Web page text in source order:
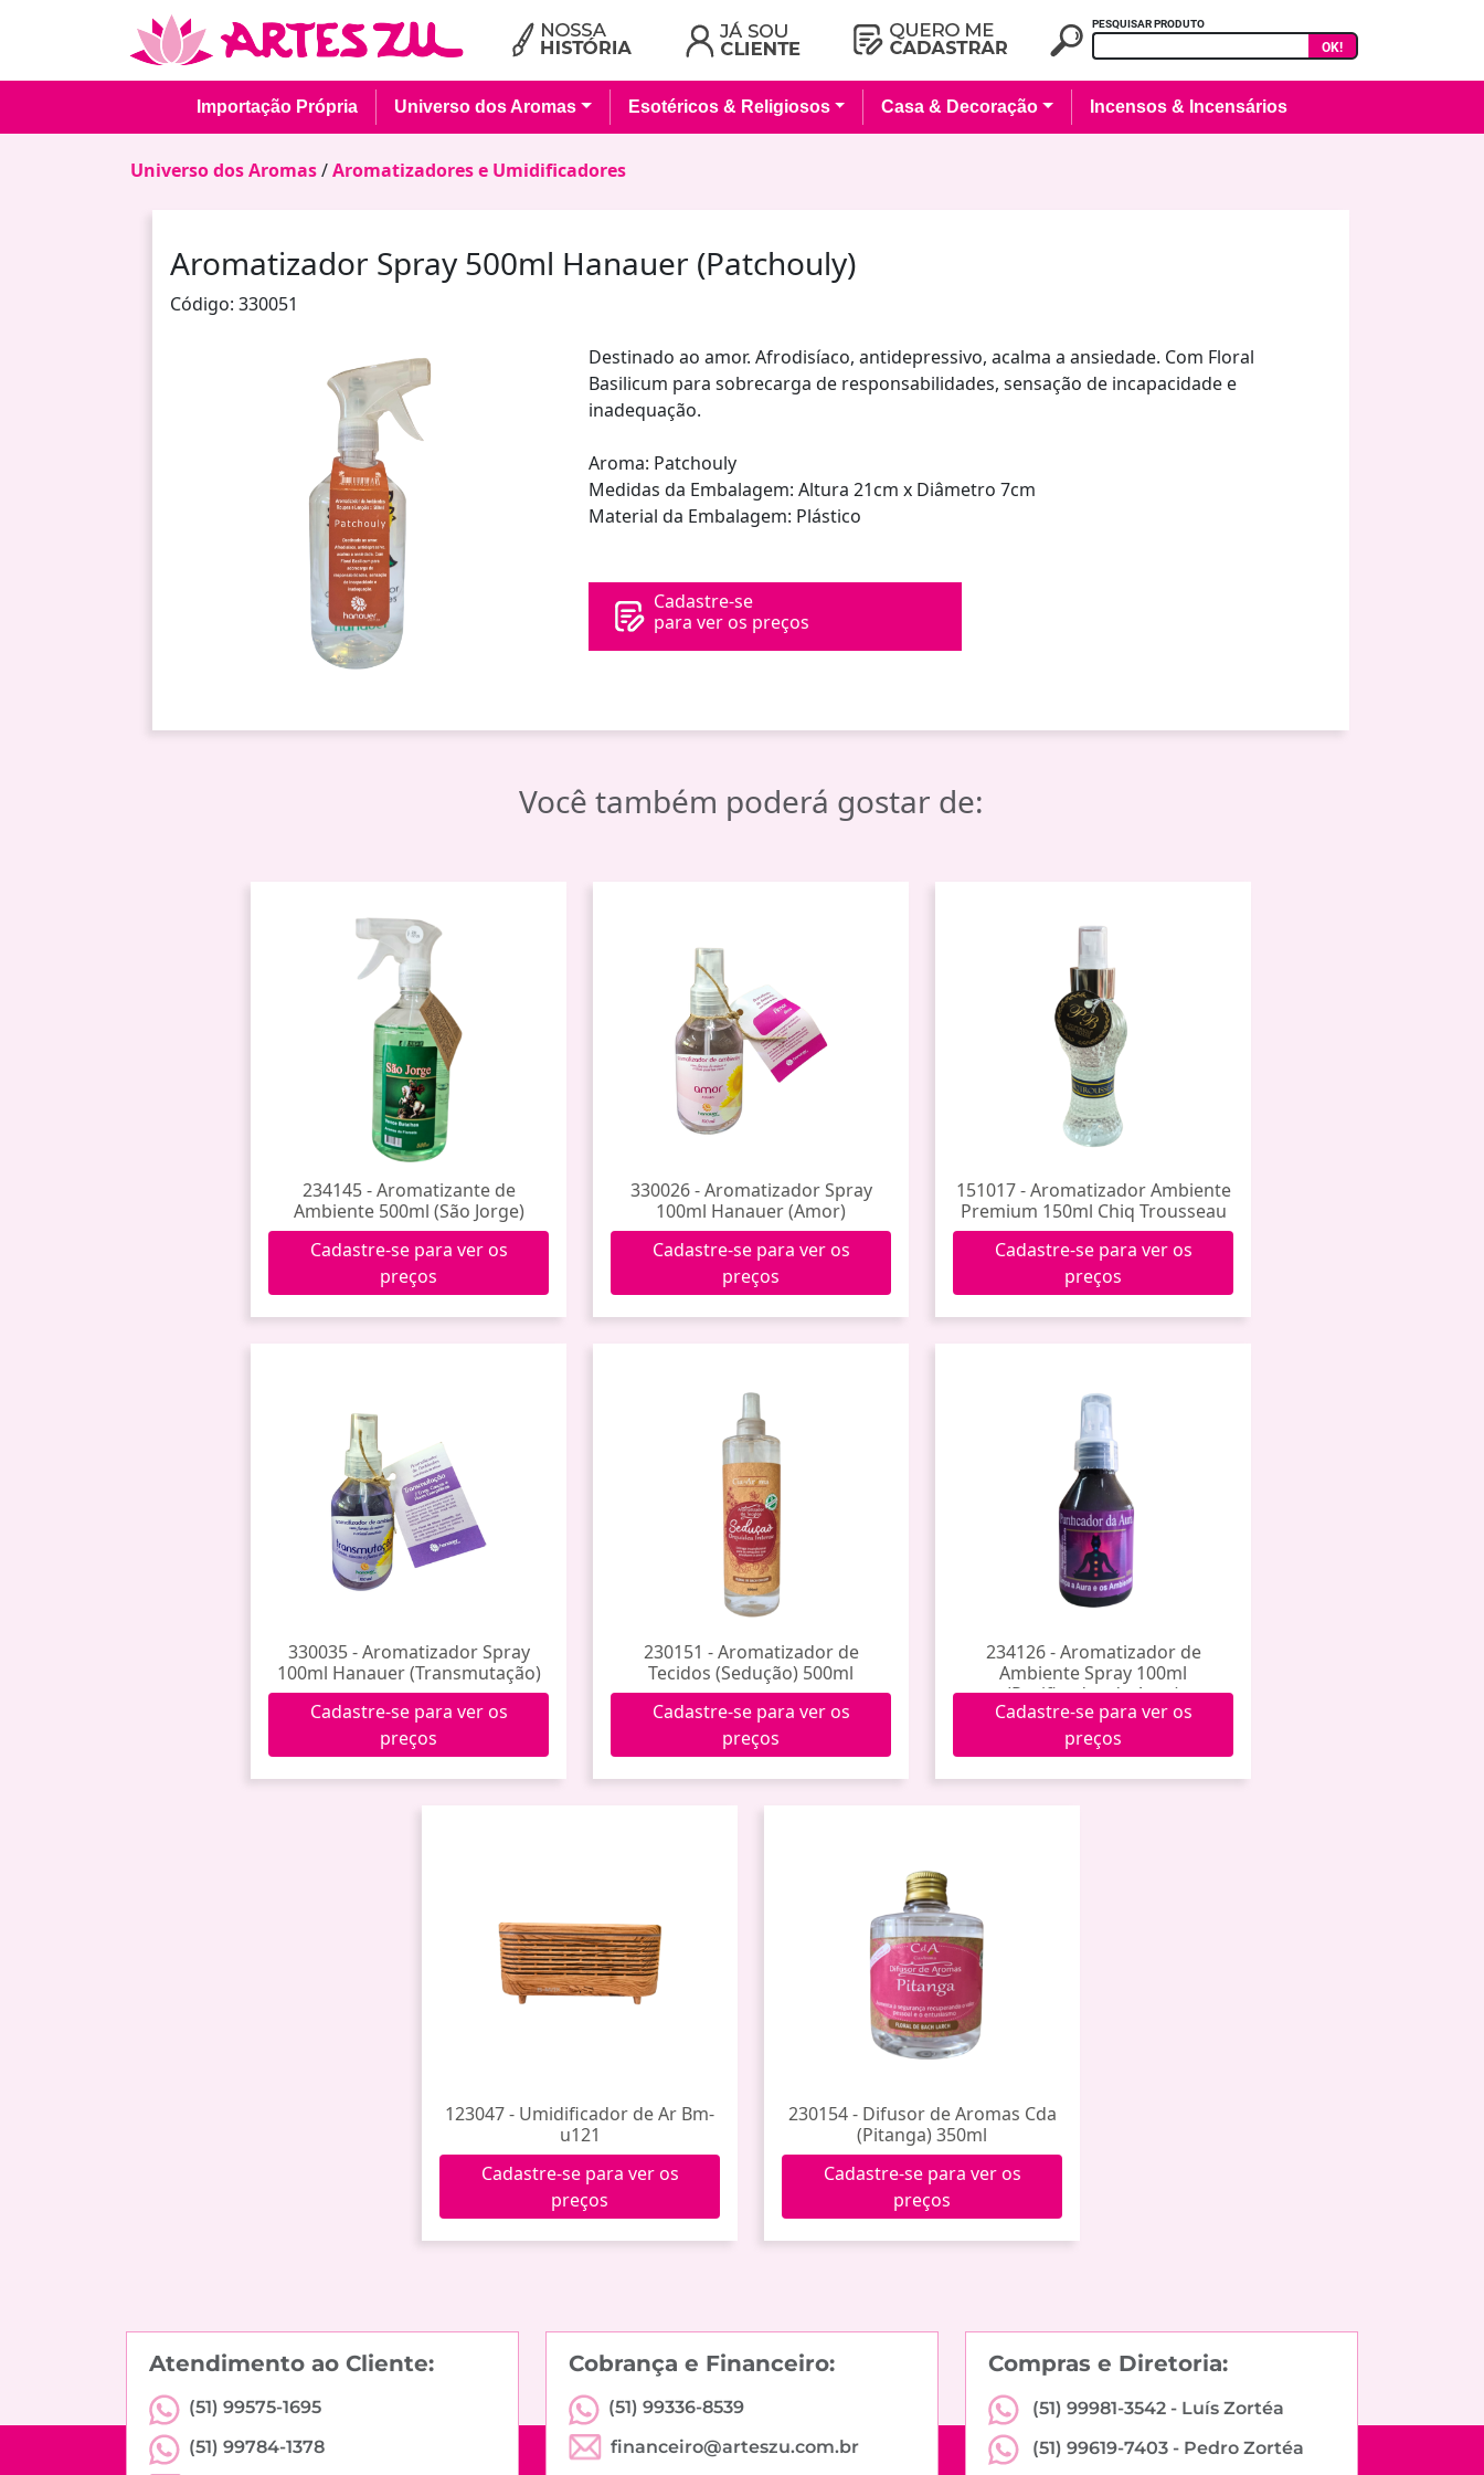
PESQUISAR PRODUTO
OK!
Importação Própria Universo dos Aromas Esotéricos & Religiosos Casa & Decoração Incensos & Incensários
Universo dos Aromas/Aromatizadores e Umidificadores
Aromatizador Spray 500ml Hanauer (Patchouly)
Código: 330051
Destinado ao amor. Afrodisíaco, antidepressivo, acalma a ansiedade. Com Floral
Basilicum para sobrecarga de responsabilidades, sensação de incapacidade e
inadequação.
Aroma: Patchouly
Medidas da Embalagem: Altura 21cm x Diâmetro 7cm
Material da Embalagem: Plástico
Cadastre-se
para ver os preços
Você também poderá gostar de:
234145 - Aromatizante de
Ambiente 500ml (São Jorge)
Cadastre-se para ver os
preços
330026 - Aromatizador Spray
100ml Hanauer (Amor)
Cadastre-se para ver os
preços
151017 - Aromatizador Ambiente
Premium 150ml Chiq Trousseau
Cadastre-se para ver os
preços
330035 - Aromatizador Spray
100ml Hanauer (Transmutação)
Cadastre-se para ver os
preços
230151 - Aromatizador de
Tecidos (Sedução) 500ml
Cadastre-se para ver os
preços
234126 - Aromatizador de
Ambiente Spray 100ml
(Purificador de Aura)
Cadastre-se para ver os
preços
123047 - Umidificador de Ar Bm-
u121
Cadastre-se para ver os
preços
230154 - Difusor de Aromas Cda
(Pitanga) 350ml
Cadastre-se para ver os
preços
Atendimento ao Cliente:
(51) 99575-1695
(51) 99784-1378
Cobrança e Financeiro:
(51) 99336-8539
financeiro@arteszu.com.br
Compras e Diretoria:
(51) 99981-3542 - Luís Zortéa
(51) 99619-7403 - Pedro Zortéa